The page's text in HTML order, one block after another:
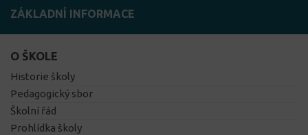
ZÁKLADNÍ INFORMACE
O ŠKOLE
Historie školy
Pedagogický sbor
Školní řád
Prohlídka školy